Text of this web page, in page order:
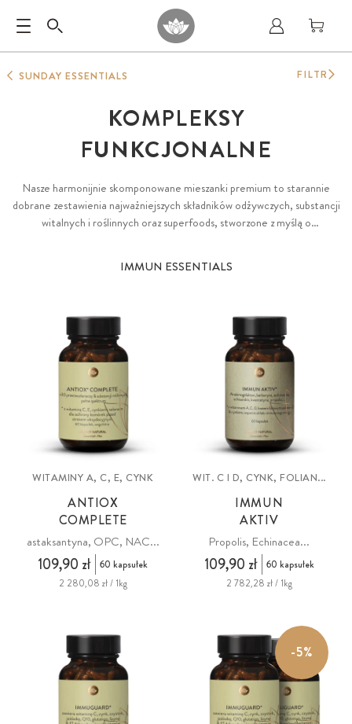
SUNDAY ESSENTIALS
KOMPLEKSY
FUNKCJONALNE
Nasze harmonijnie skomponowane mieszanki premium to starannie
dobrane zestawienia najważniejszych składników odżywczych, substancji
witalnych i roślinnych oraz superfoods, stworzone z myślą o
wyselekcjonowanych składników z naszej oferty, charakteryzującą się
zgodnie z naszą pasją do natury i jakości.
IMMUN ESSENTIALS
WITAMINY A, C, E, CYNK
ANTIOX
COMPLETE
astaksantyna, OPC, NAC...
109,90 zł
60 kapsułek
2 280,08 zł / 1kg
WIT. C I D, CYNK, FOLIAN...
IMMUN
AKTIV
Propolis, Echinacea...
109,90 zł
60 kapsułek
2 782,28 zł / 1kg
-5%
FILTR